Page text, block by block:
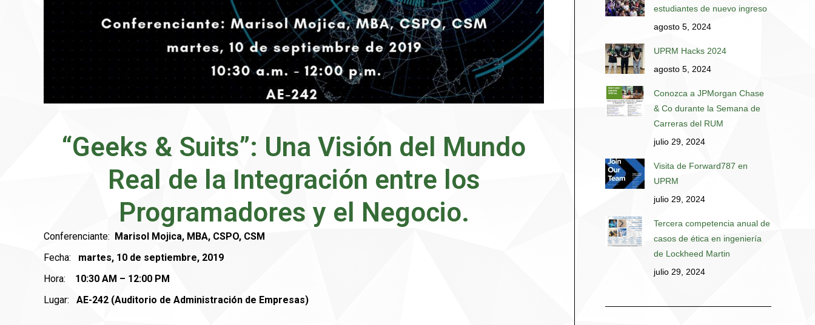
“Geeks & Suits”: Una Visión del Mundo
Real de la Integración entre los
Programadores y el Negocio.
Conferenciante: Marisol Mojica, MBA, CSPO, CSM
Fecha: martes, 10 de septiembre, 2019
Hora: 10:30 AM – 12:00 PM
Lugar: AE-242 (Auditorio de Administración de Empresas)
estudiantes de nuevo ingreso
agosto 5, 2024
UPRM Hacks 2024
agosto 5, 2024
Conozca a JPMorgan Chase
& Co durante la Semana de
Carreras del RUM
julio 29, 2024
Visita de Forward787 en
UPRM
julio 29, 2024
Tercera competencia anual de
casos de ética en ingeniería
de Lockheed Martin
julio 29, 2024